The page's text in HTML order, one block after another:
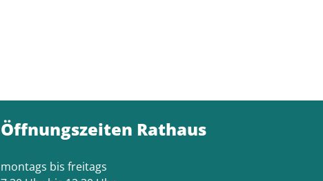
Öffnungszeiten Rathaus
montags bis freitags